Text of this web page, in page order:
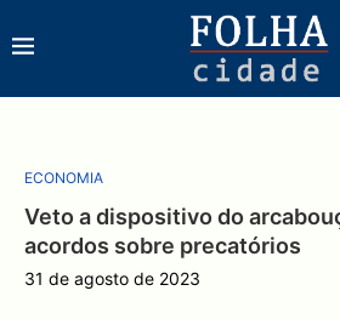
ECONOMIA
Veto a dispositivo do
acordos sobre precatórios
31 de agosto de 2023